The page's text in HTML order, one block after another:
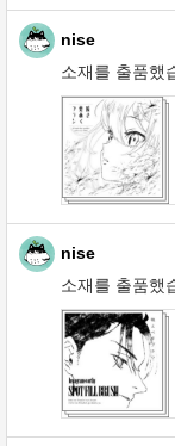
nise
소재를 출품했
nise
소재를 출품했